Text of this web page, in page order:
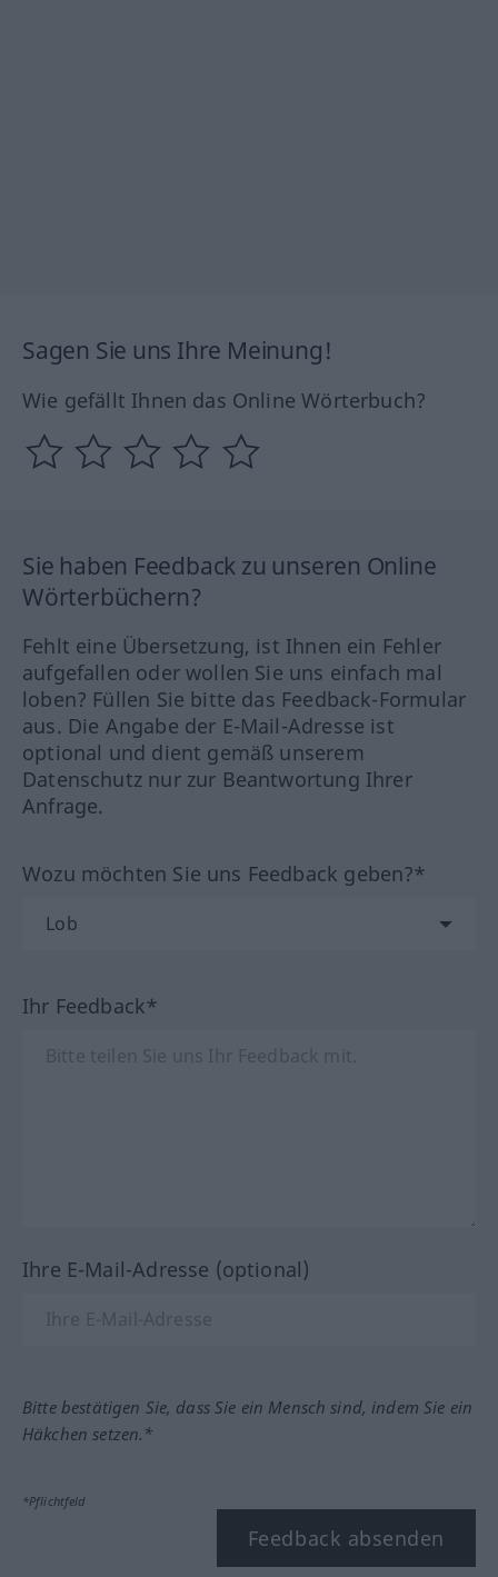
Sagen Sie uns Ihre Meinung!
Wie gefällt Ihnen das Online Wörterbuch?
Sie haben Feedback zu unseren Online
Wörterbüchern?
Fehlt eine Übersetzung, ist Ihnen ein Fehler
aufgefallen oder wollen Sie uns einfach mal
loben? Füllen Sie bitte das Feedback-Formular
aus. Die Angabe der E-Mail-Adresse ist
optional und dient gemäß unserem
Datenschutz nur zur Beantwortung Ihrer
Anfrage.
Wozu möchten Sie uns Feedback geben?*
Ihr Feedback*
Ihre E-Mail-Adresse (optional)
Bitte bestätigen Sie, dass Sie ein Mensch sind, indem Sie ein
Häkchen setzen.*
*Pflichtfeld
Feedback absenden